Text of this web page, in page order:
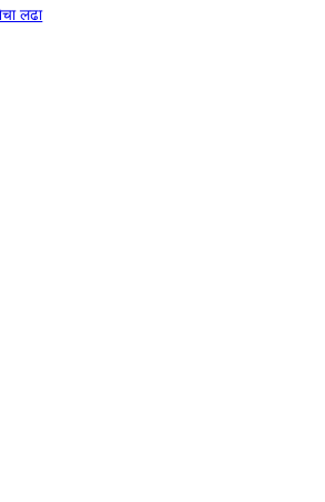
लढा